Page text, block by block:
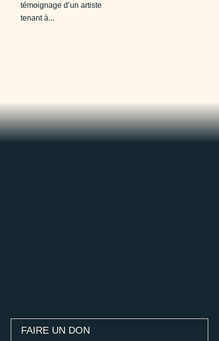
témoignage d’un artiste
tenant à...
FAIRE UN DON